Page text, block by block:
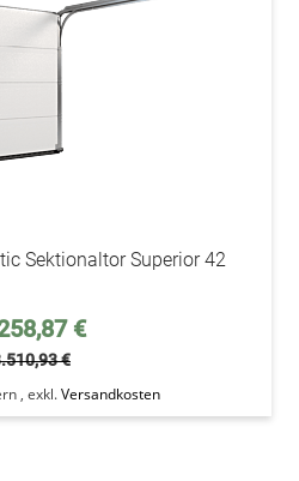
Sektionaltor Superior 42
€
€
, exkl.Versandkosten